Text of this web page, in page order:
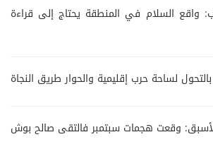
واقع السلام في المنطقة يحتاج إلى قراءة
لساحة حرب إقليمية والحوار طريق النجاة
الأسبق: وقعت هجمات سبتمبر فالتقى صالح بوش